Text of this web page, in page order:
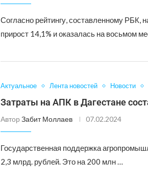
Согласно рейтингу, составленному РБК,
прирост 14,1% и оказалась на восьмом
Актуальное Лента новостей Новости
Затраты на АПК в Дагестане
Автор Забит Моллаев 07.02.2024
Государственная поддержка
2,3 млрд. рублей. Это на 200 млн …